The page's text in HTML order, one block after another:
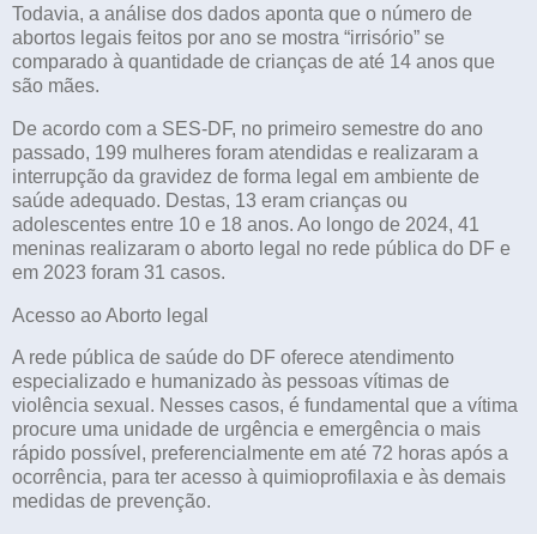
Todavia, a análise dos dados aponta que o número de
abortos legais feitos por ano se mostra “irrisório” se
comparado à quantidade de crianças de até 14 anos que
são mães.
De acordo com a SES-DF, no primeiro semestre do ano
passado, 199 mulheres foram atendidas e realizaram a
interrupção da gravidez de forma legal em ambiente de
saúde adequado. Destas, 13 eram crianças ou
adolescentes entre 10 e 18 anos. Ao longo de 2024, 41
meninas realizaram o aborto legal no rede pública do DF e
em 2023 foram 31 casos.
Acesso ao Aborto legal
A rede pública de saúde do DF oferece atendimento
especializado e humanizado às pessoas vítimas de
violência sexual. Nesses casos, é fundamental que a vítima
procure uma unidade de urgência e emergência o mais
rápido possível, preferencialmente em até 72 horas após a
ocorrência, para ter acesso à quimioprofilaxia e às demais
medidas de prevenção.